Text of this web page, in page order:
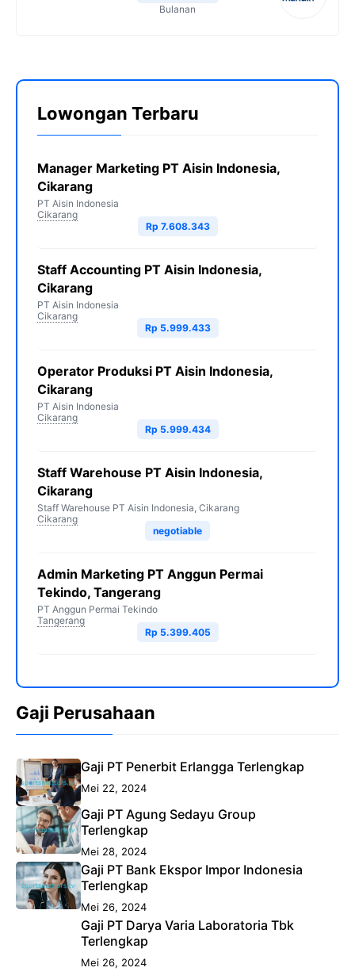
Bulanan
Lowongan Terbaru
Manager Marketing PT Aisin Indonesia,
Cikarang
PT Aisin Indonesia
Cikarang
Rp 7.608.343
Staff Accounting PT Aisin Indonesia,
Cikarang
PT Aisin Indonesia
Cikarang
Rp 5.999.433
Operator Produksi PT Aisin Indonesia,
Cikarang
PT Aisin Indonesia
Cikarang
Rp 5.999.434
Staff Warehouse PT Aisin Indonesia,
Cikarang
Staff Warehouse PT Aisin Indonesia, Cikarang
Cikarang
negotiable
Admin Marketing PT Anggun Permai
Tekindo, Tangerang
PT Anggun Permai Tekindo
Tangerang
Rp 5.399.405
Gaji Perusahaan
Gaji PT Penerbit Erlangga Terlengkap
Mei 22, 2024
Gaji PT Agung Sedayu Group
Terlengkap
Mei 28, 2024
Gaji PT Bank Ekspor Impor Indonesia
Terlengkap
Mei 26, 2024
Gaji PT Darya Varia Laboratoria Tbk
Terlengkap
Mei 26, 2024